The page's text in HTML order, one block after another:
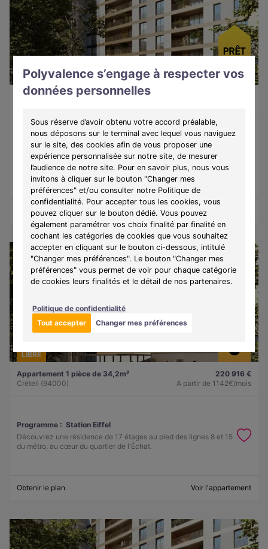
Polyvalence s’engage à respecter vos
données personnelles
Sous réserve d’avoir obtenu votre accord préalable,
nous déposons sur le terminal avec lequel vous naviguez
sur le site, des cookies afin de vous proposer une
expérience personnalisée sur notre site, de mesurer
l’audience de notre site. Pour en savoir plus, nous vous
invitons à cliquer sur le bouton "Changer mes
préférences" et/ou consulter notre Politique de
confidentialité. Pour accepter tous les cookies, vous
pouvez cliquer sur le bouton dédié. Vous pouvez
également paramétrer vos choix finalité par finalité en
cochant les catégories de cookies que vous souhaitez
accepter en cliquant sur le bouton ci-dessous, intitulé
"Changer mes préférences". Le bouton "Changer mes
préférences" vous permet de voir pour chaque catégorie
de cookies leurs finalités et le détail de nos partenaires.
Politique de confidentialité
Tout accepter
Changer mes préférences
LIBRE
Appartement 1 pièce de 34,4m²
Programme :Station Eiffel
Découvrez une résidence de 17 étages au pied des lignes 8 et 15
du métro, au cœur du quartier de l'Échat.
Obtenir le plan Voir l'appartement
LIBRE
Appartement 1 pièce de 34,2m²
Créteil (94000)
220 916 €
A partir de 1142€/mois
Programme : Station Eiffel
Découvrez une résidence de 17 étages au pied des lignes 8 et 15
du métro, au cœur du quartier de l'Échat.
Obtenir le plan Voir l'appartement